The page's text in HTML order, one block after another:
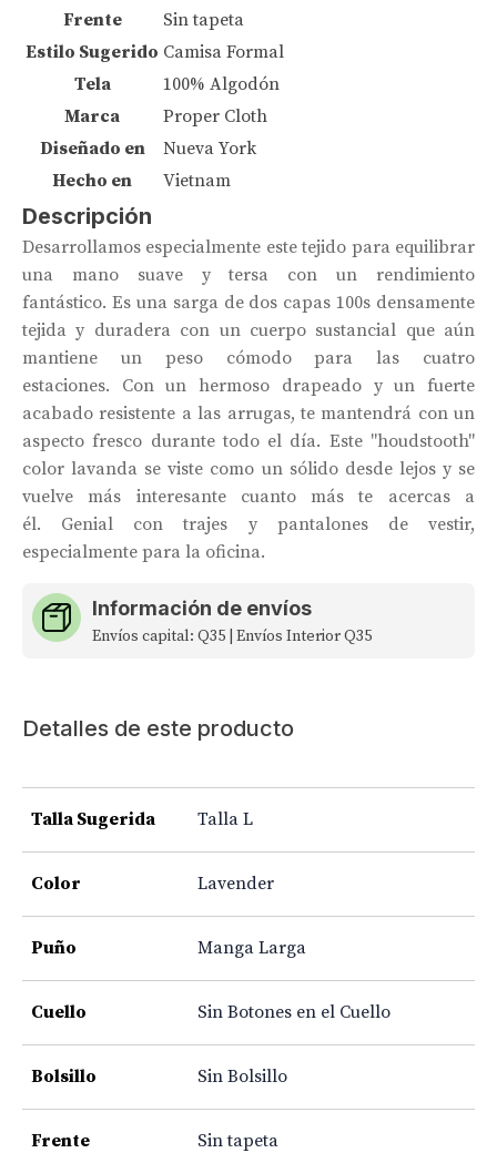
Frente
Sin tapeta
Estilo Sugerido Camisa Formal
Tela
100% Algodón
Marca
Proper Cloth
Diseñado en
Nueva York
Hecho en
Vietnam
Descripción
Desarrollamos especialmente este tejido para equilibrar
una mano suave y tersa con un rendimiento
fantástico. Es una sarga de dos capas 100s densamente
tejida y duradera con un cuerpo sustancial que aún
mantiene un peso cómodo para las cuatro
estaciones. Con un hermoso drapeado y un fuerte
acabado resistente a las arrugas, te mantendrá con un
aspecto fresco durante todo el día. Este "houdstooth"
color lavanda se viste como un sólido desde lejos y se
vuelve más interesante cuanto más te acercas a
él. Genial con trajes y pantalones de vestir,
especialmente para la oficina.
Información de envíos
Envíos capital: Q35 | Envíos Interior Q35
Detalles de este producto
Talla Sugerida Talla L
Color Lavender
Puño Manga Larga
Cuello Sin Botones en el Cuello
Bolsillo Sin Bolsillo
Frente Sin tapeta